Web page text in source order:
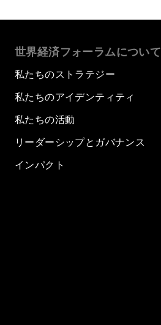
世界経済フォーラムについて
私たちのストラテジー
私たちのアイデンティティ
私たちの活動
リーダーシップとガバナンス
インパクト